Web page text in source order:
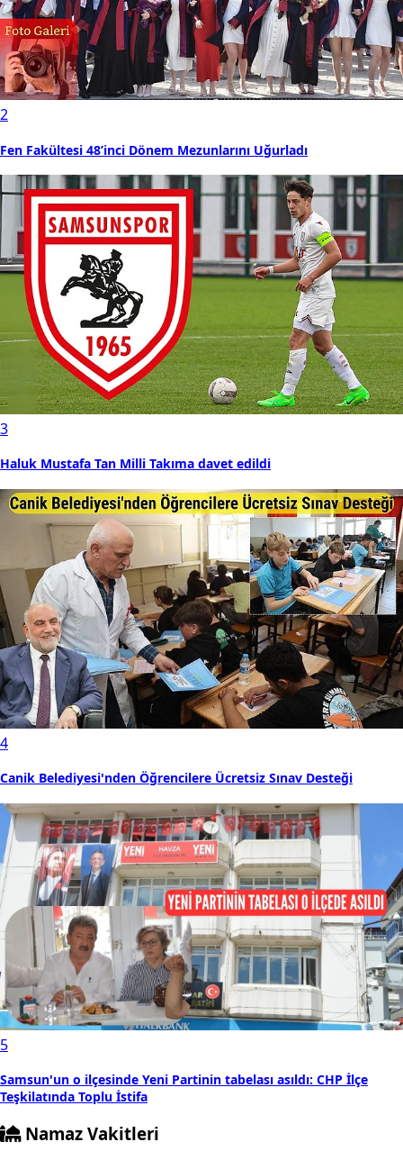
2
Fen Fakültesi 48’inci Dönem Mezunlarını Uğurladı
3
Haluk Mustafa Tan Milli Takıma davet edildi
4
Canik Belediyesi'nden Öğrencilere Ücretsiz Sınav Desteği
5
Samsun'un o ilçesinde Yeni Partinin tabelası asıldı: CHP İlçe
Teşkilatında Toplu İstifa
Namaz Vakitleri